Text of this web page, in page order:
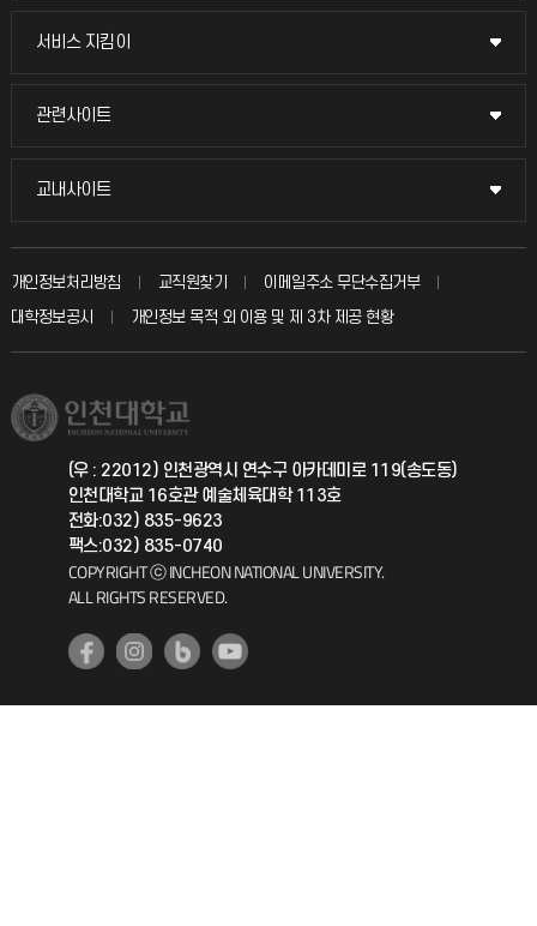
교무회의방송
입학안내
취업정보(학생)
서비스 지킴이
서비스 지킴이
묻고 답하기
칭찬마당
학생서비스 지킴이
관련사이트
관련사이트
국방헬프콜
총동문회
교내사이트
교내사이트
교수회
교육혁신본부
국제지원과
공자아카데미
기초교육원
개인정보처리방침 교직원찾기
이메일주소 무단수집거부
대학정보공시
개인정보 목적 외 이용 및 제 3차 제공 현황
(우 : 22012) 인천광역시 연수구 아카데미로 119(송도동)
인천대학교 16호관 예술체육대학 113호
전화:032) 835-9623
팩스:032) 835-0740
COPYRIGHT ⓒ INCHEON NATIONAL UNIVERSITY.
ALL RIGHTS RESERVED.